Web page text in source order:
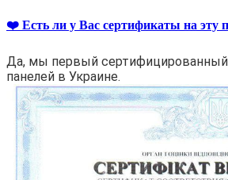
❤️ Есть ли у Вас сертификаты на эту
Да, мы первый
панелей в Украине.